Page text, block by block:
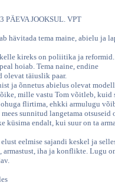
PÄEVA JOOKSUL. VPT
hävitada tema maine, abielu ja
kireks on poliitika ja reformid.
hoiab. Tema naine, endine
olevat täiuslik paar.
ja õnnetus abielus olevat
mille vastu Tom võitleb, kuid
flirtima, ehkki armulugu
sunnitud langetama otsuseid
küsima endalt, kui suur on ta
eelmise sajandi keskel ja
iha ja konflikte. Lugu